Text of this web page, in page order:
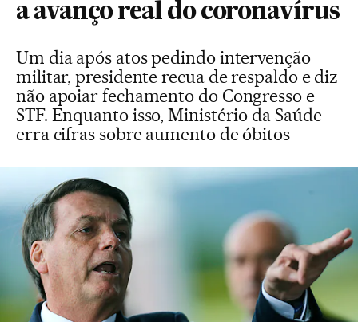
a avanço real do coronavírus
Um dia após atos pedindo intervenção
militar, presidente recua de respaldo e diz
não apoiar fechamento do Congresso e
STF. Enquanto isso, Ministério da Saúde
erra cifras sobre aumento de óbitos